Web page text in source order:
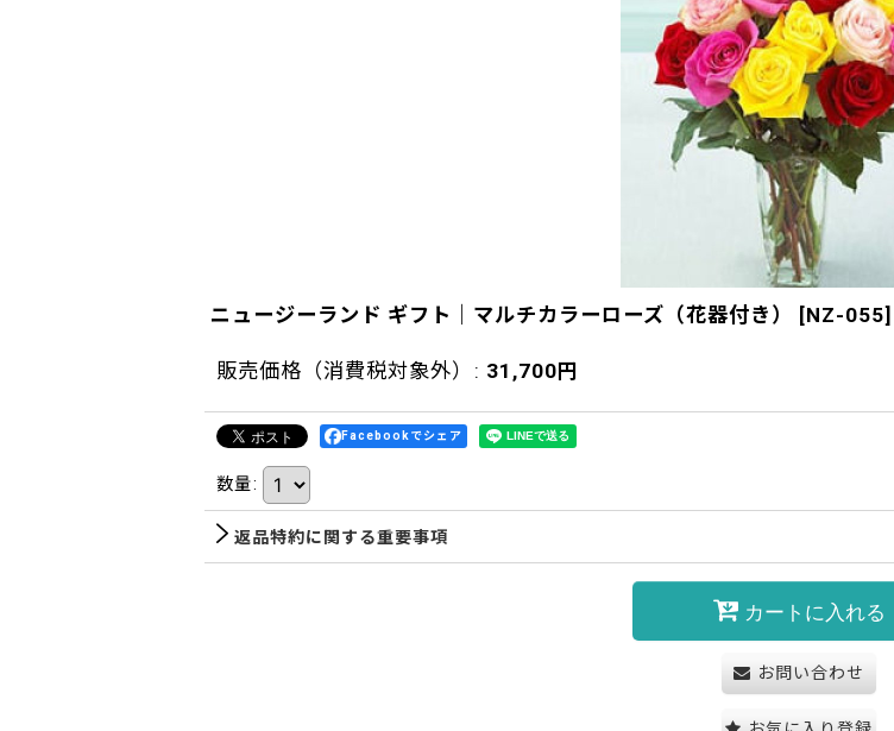
ニュージーランド ギフト｜マルチカラーローズ（花器付き） [NZ-055]
販売価格（消費税対象外） : 31,700 円
Facebookでシェア
数量:
返品特約に関する重要事項
カートに入れる
お問い合わせ